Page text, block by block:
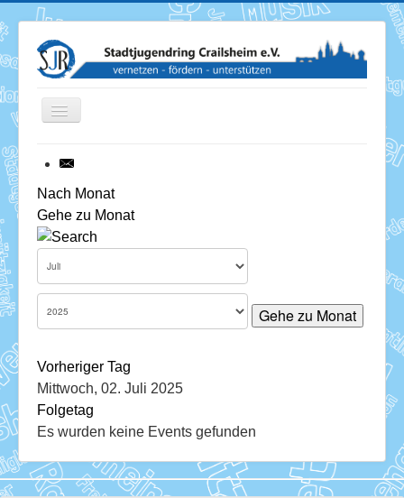
Toggle
News
Termine
Über uns
Services
Download
Ratskeller
Nach Monat
Gehe zu Monat
Gehe zu Monat
Vorheriger Tag
Mittwoch, 02. Juli 2025
Folgetag
Es wurden keine Events gefunden